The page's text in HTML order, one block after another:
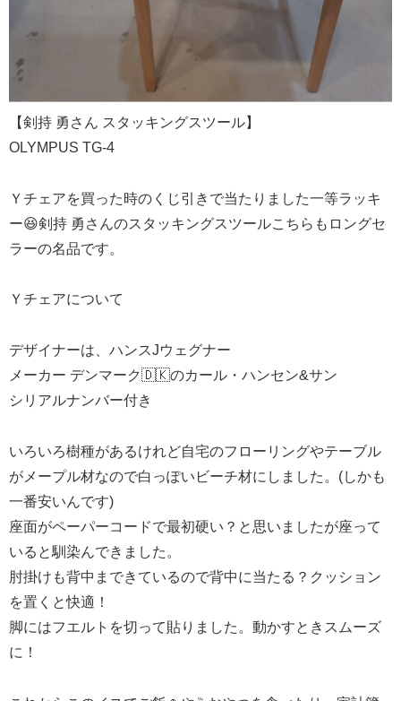
【剣持 勇さん スタッキングスツール】
OLYMPUS TG-4
Ｙチェアを買った時のくじ引きで当たりました一等ラッキ
ー😆剣持 勇さんのスタッキングスツールこちらもロングセ
ラーの名品です。
Ｙチェアについて
デザイナーは、ハンスJウェグナー
メーカー デンマーク🇩🇰のカール・ハンセン&サン
シリアルナンバー付き
いろいろ樹種があるけれど自宅のフローリングやテーブル
がメープル材なので白っぽいビーチ材にしました。(しかも
一番安いんです)
座面がペーパーコードで最初硬い？と思いましたが座って
いると馴染んできました。
肘掛けも背中まできているので背中に当たる？クッション
を置くと快適！
脚にはフエルトを切って貼りました。動かすときスムーズ
に！